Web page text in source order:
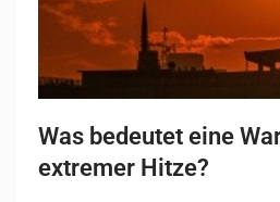
Was bedeutet eine
extremer Hitze?